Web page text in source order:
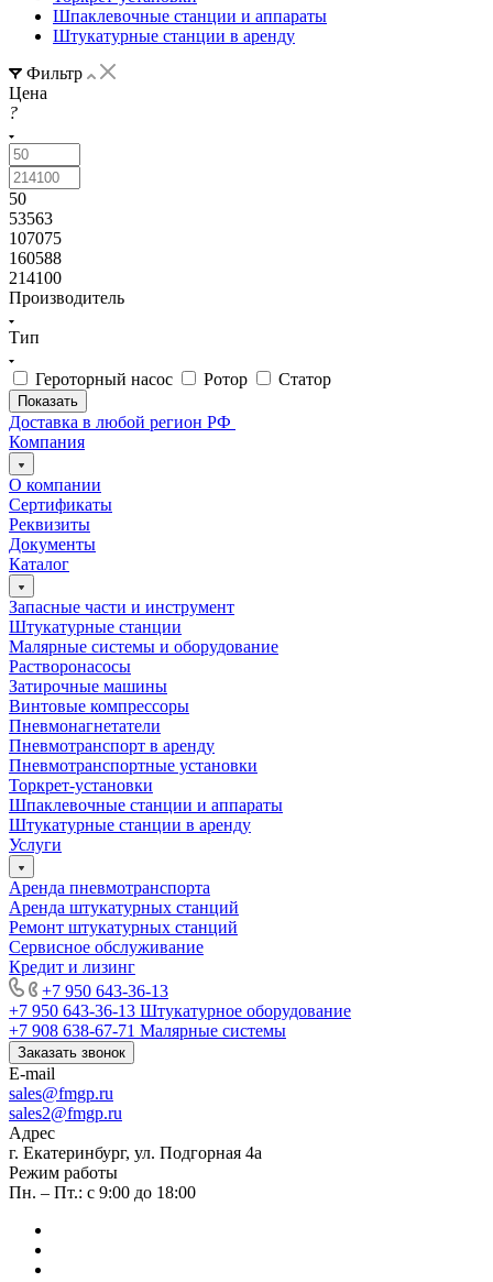
Шпаклевочные станции и аппараты
Штукатурные станции в аренду
Фильтр
Цена
?
50
53563
107075
160588
214100
Производитель
Тип
Героторный насос Ротор Статор
Доставка в любой регион РФ
Компания
О компании
Сертификаты
Реквизиты
Документы
Каталог
Запасные части и инструмент
Штукатурные станции
Малярные системы и оборудование
Растворонасосы
Затирочные машины
Винтовые компрессоры
Пневмонагнетатели
Пневмотранспорт в аренду
Пневмотранспортные установки
Торкрет-установки
Шпаклевочные станции и аппараты
Штукатурные станции в аренду
Услуги
Аренда пневмотранспорта
Аренда штукатурных станций
Ремонт штукатурных станций
Сервисное обслуживание
Кредит и лизинг
+7 950 643-36-13
+7 950 643-36-13 Штукатурное оборудование
+7 908 638-67-71 Малярные системы
Заказать звонок
E-mail
sales@fmgp.ru
sales2@fmgp.ru
Адрес
г. Екатеринбург, ул. Подгорная 4а
Режим работы
Пн. – Пт.: с 9:00 до 18:00